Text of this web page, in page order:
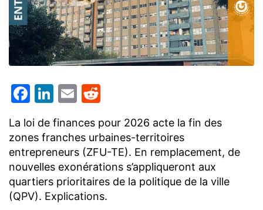
Facebook
LinkedIn
Email
La loi de finances pour 2026 acte la fin des
zones franches urbaines-territoires
entrepreneurs (ZFU-TE). En remplacement, de
nouvelles exonérations s’appliqueront aux
quartiers prioritaires de la politique de la ville
(QPV). Explications.